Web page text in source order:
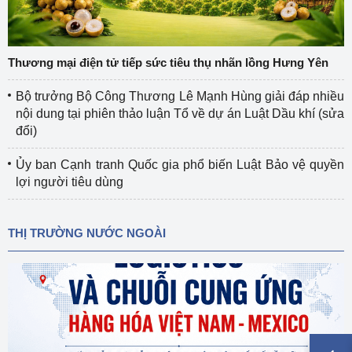
Thương mại điện tử tiếp sức tiêu thụ nhãn lồng Hưng Yên
Bộ trưởng Bộ Công Thương Lê Mạnh Hùng giải đáp nhiều
nội dung tại phiên thảo luận Tổ về dự án Luật Dầu khí (sửa
đổi)
Ủy ban Cạnh tranh Quốc gia phổ biến Luật Bảo vệ quyền
lợi người tiêu dùng
THỊ TRƯỜNG NƯỚC NGOÀI